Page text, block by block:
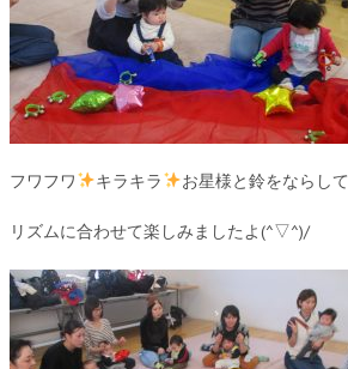
フワフワ キラキラ お星様と鈴をならして
リズムに合わせて楽しみましたよ(^▽^)/